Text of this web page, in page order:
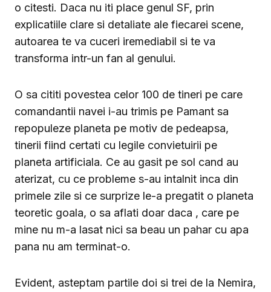
o citesti. Daca nu iti place genul SF, prin
explicatiile clare si detaliate ale fiecarei scene,
autoarea te va cuceri iremediabil si te va
transforma intr-un fan al genului.
O sa cititi povestea celor 100 de tineri pe care
comandantii navei i-au trimis pe Pamant sa
repopuleze planeta pe motiv de pedeapsa,
tinerii fiind certati cu legile convietuirii pe
planeta artificiala. Ce au gasit pe sol cand au
aterizat, cu ce probleme s-au intalnit inca din
primele zile si ce surprize le-a pregatit o planeta
teoretic goala, o sa aflati doar daca , care pe
mine nu m-a lasat nici sa beau un pahar cu apa
pana nu am terminat-o.
Evident, asteptam partile doi si trei de la Nemira,